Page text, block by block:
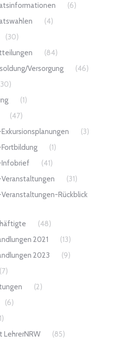
(6)
(4)
(30)
(84)
Versorgung
(46)
(1)
(47)
(3)
(1)
Infobrief
(41)
(31)
Rückblick
(48)
2021
(13)
2023
(9)
(7)
(2)
(6)
LehrerNRW
(85)